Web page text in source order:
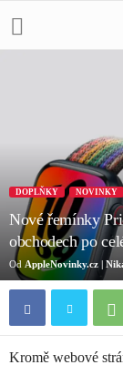
DOPLŇKY NOVINKY
Nové řemínky
obchodech po
Od AppleNovinky.cz |
Kromě webové